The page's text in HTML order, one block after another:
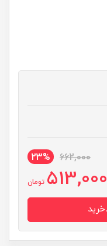
662,000
23%
513,000 تومان